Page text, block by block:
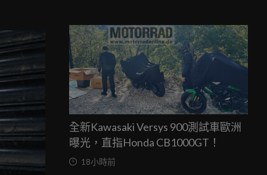
全新Kawasaki Versys 900測試車歐洲
曝光，直指Honda CB1000GT！
18小時前